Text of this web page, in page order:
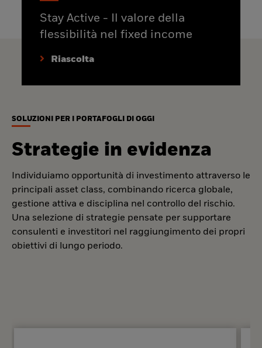
Stay Active - Il valore della
flessibilità nel fixed income
Riascolta
SOLUZIONI PER I PORTAFOGLI DI OGGI
Strategie in evidenza
Individuiamo opportunità di investimento attraverso le
principali asset class, combinando ricerca globale,
gestione attiva e disciplina nel controllo del rischio.
Una selezione di strategie pensate per supportare
consulenti e investitori nel raggiungimento dei propri
obiettivi di lungo periodo.